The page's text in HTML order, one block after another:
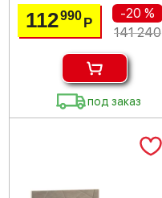
112990Р
-20 %
141 240
под заказ